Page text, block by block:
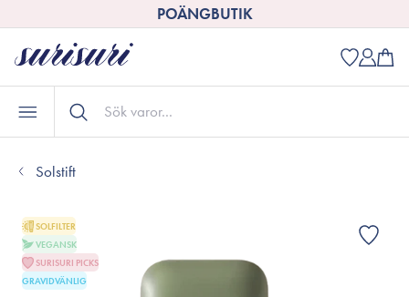
POÄNGBUTIK
Solstift
SOLFILTER
VEGANSK
SURISURI PICKS
GRAVIDVÄNLIG